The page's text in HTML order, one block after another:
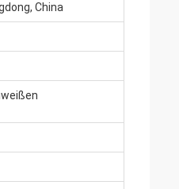
China